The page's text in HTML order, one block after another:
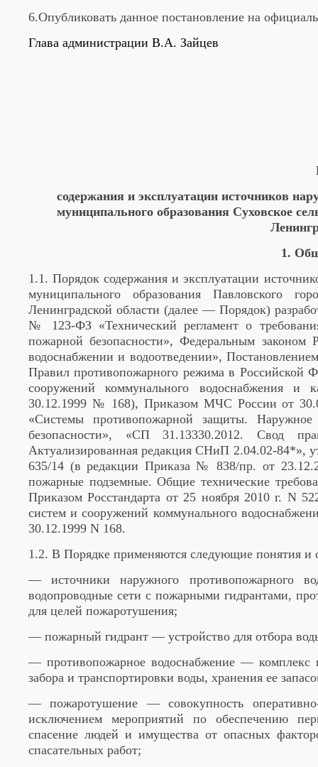
6.Опубликовать данное постановление на
Глава администрации В.А. Зайцев
содержания и эксплуатации источников
муниципального образования Суховское
1.
1.1. Порядок содержания и эксплуатации
муниципального образования Павловского
Ленинградской области (далее — Порядок)
№ 123-ФЗ «Технический регламент о
пожарной безопасности», Федеральным
водоснабжении и водоотведении»,
Правил противопожарного режима в Российской
сооружений коммунального водоснабжения и
30.12.1999 № 168), Приказом МЧС России от
«Системы противопожарной защиты. Наружное
безопасности», «СП 31.13330.2012. Свод
Актуализированная редакция СНиП 2.04.02-84*»,
635/14 (в редакции Приказа № 838/пр. от
пожарные подземные. Общие технические
Приказом Росстандарта от 25 ноября 2010 г. N
систем и сооружений коммунального
30.12.1999 N 168.
1.2. В Порядке применяются следующие понятия и
— источники наружного
водопроводные сети с пожарными гидрантами,
для целей пожаротушения;
— пожарный гидрант — устройство для отбора
— противопожарное водоснабжение — комплекс
забора и транспортировки воды, хранения ее
— пожаротушение — совокупность
исключением мероприятий по обеспечению
спасение людей и имущества от опасных
спасательных работ;